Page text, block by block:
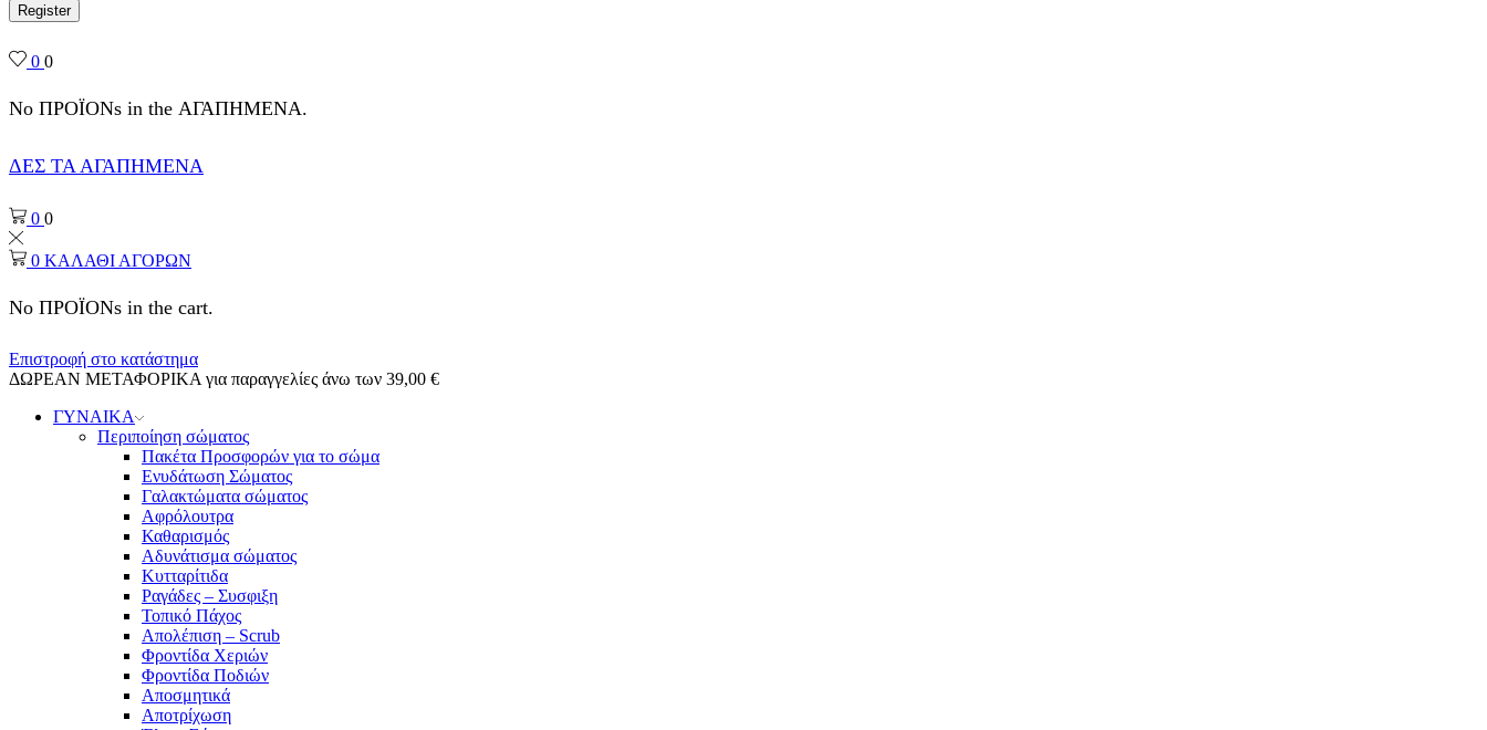
Register
0 0
No ΠΡΟΪΟΝs in the ΑΓΑΠΗΜΕΝΑ.
ΔΕΣ ΤΑ ΑΓΑΠΗΜΕΝΑ
0 0
0 ΚΑΛΑΘΙ ΑΓΟΡΩΝ
No ΠΡΟΪΟΝs in the cart.
Επιστροφή στο κατάστημα
ΔΩΡΕΑΝ ΜΕΤΑΦΟΡΙΚΑ για παραγγελίες άνω των 39,00 €
ΓΥΝΑΙΚΑ
Περιποίηση σώματος
Πακέτα Προσφορών για το σώμα
Ενυδάτωση Σώματος
Γαλακτώματα σώματος
Αφρόλουτρα
Καθαρισμός
Αδυνάτισμα σώματος
Κυτταρίτιδα
Ραγάδες – Συσφιξη
Τοπικό Πάχος
Απολέπιση – Scrub
Φροντίδα Χεριών
Φροντίδα Ποδιών
Αποσμητικά
Αποτρίχωση